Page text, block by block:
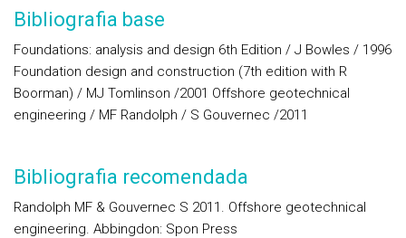
Bibliografia base
Foundations: analysis and design 6th Edition / J Bowles / 1996
Foundation design and construction (7th edition with R
Boorman) / MJ Tomlinson /2001 Offshore geotechnical
engineering / MF Randolph / S Gouvernec /2011
Bibliografia recomendada
Randolph MF & Gouvernec S 2011. Offshore geotechnical
engineering. Abbingdon: Spon Press